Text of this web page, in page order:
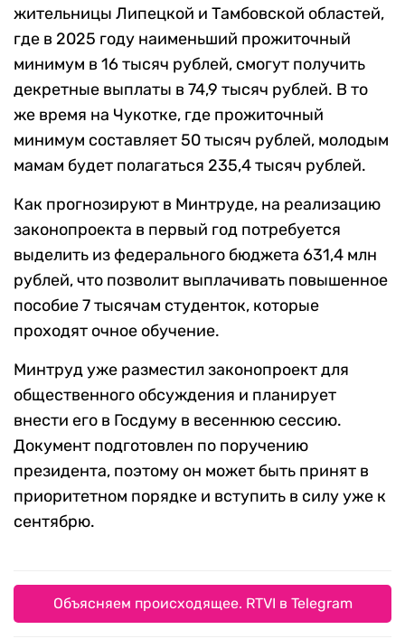
жительницы Липецкой и Тамбовской областей,
где в 2025 году наименьший прожиточный
минимум в 16 тысяч рублей, смогут получить
декретные выплаты в 74,9 тысяч рублей. В то
же время на Чукотке, где прожиточный
минимум составляет 50 тысяч рублей, молодым
мамам будет полагаться 235,4 тысяч рублей.
Как прогнозируют в Минтруде, на реализацию
законопроекта в первый год потребуется
выделить из федерального бюджета 631,4 млн
рублей, что позволит выплачивать повышенное
пособие 7 тысячам студенток, которые
проходят очное обучение.
Минтруд уже разместил законопроект для
общественного обсуждения и планирует
внести его в Госдуму в весеннюю сессию.
Документ подготовлен по поручению
президента, поэтому он может быть принят в
приоритетном порядке и вступить в силу уже к
сентябрю.
Объясняем происходящее. RTVI в Telegram